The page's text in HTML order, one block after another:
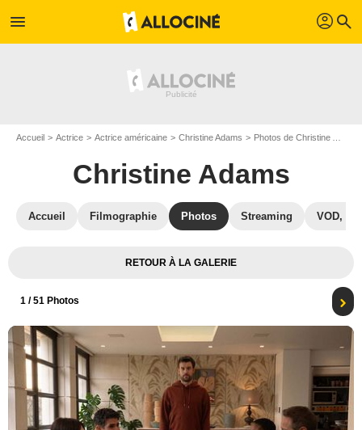
menu profil search
Accueil Actrice Actrice américaine Christine Adams Photos de Christine Adams
Christine Adams
Accueil Filmographie Photos Streaming VOD,
RETOUR À LA GALERIE
1 / 51 Photos